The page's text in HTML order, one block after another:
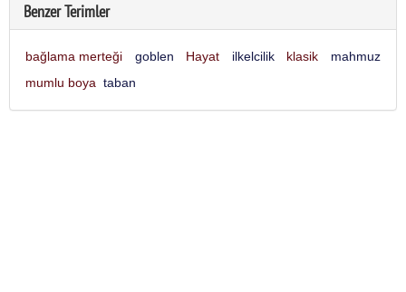
Benzer Terimler
bağlama merteği goblen Hayat ilkelcilik klasik
mahmuz
mumlu boya taban